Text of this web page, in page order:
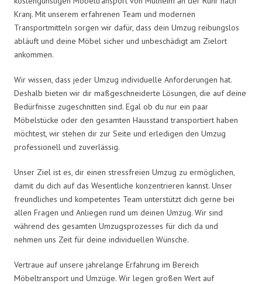
Kranj. Mit unserem erfahrenen Team und modernen
Transportmitteln sorgen wir dafür, dass dein Umzug reibungslos
abläuft und deine Möbel sicher und unbeschädigt am Zielort
ankommen.
Wir wissen, dass jeder Umzug individuelle Anforderungen hat.
Deshalb bieten wir dir maßgeschneiderte Lösungen, die auf deine
Bedürfnisse zugeschnitten sind. Egal ob du nur ein paar
Möbelstücke oder den gesamten Hausstand transportiert haben
möchtest, wir stehen dir zur Seite und erledigen den Umzug
professionell und zuverlässig.
Unser Ziel ist es, dir einen stressfreien Umzug zu ermöglichen,
damit du dich auf das Wesentliche konzentrieren kannst. Unser
freundliches und kompetentes Team unterstützt dich gerne bei
allen Fragen und Anliegen rund um deinen Umzug. Wir sind
während des gesamten Umzugsprozesses für dich da und
nehmen uns Zeit für deine individuellen Wünsche.
Vertraue auf unsere jahrelange Erfahrung im Bereich
Möbeltransport und Umzüge. Wir legen großen Wert auf